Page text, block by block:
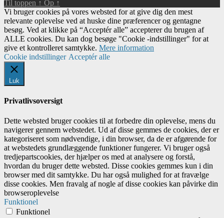
Til toppen ↑ Op ↑
Vi bruger cookies på vores websted for at give dig den mest
relevante oplevelse ved at huske dine præferencer og gentagne
besøg. Ved at klikke på “Acceptér alle” accepterer du brugen af ​​
ALLE cookies. Du kan dog besøge "Cookie -indstillinger" for at
give et kontrolleret samtykke. Mere information
Cookie indstillinger Acceptér alle
Luk
Privatlivsoversigt
Dette websted bruger cookies til at forbedre din oplevelse, mens du
navigerer gennem webstedet. Ud af disse gemmes de cookies, der er
kategoriseret som nødvendige, i din browser, da de er afgørende for
at webstedets grundlæggende funktioner fungerer. Vi bruger også
tredjepartscookies, der hjælper os med at analysere og forstå,
hvordan du bruger dette websted. Disse cookies gemmes kun i din
browser med dit samtykke. Du har også mulighed for at fravælge
disse cookies. Men fravalg af nogle af disse cookies kan påvirke din
browseroplevelse
Funktionel
Funktionel